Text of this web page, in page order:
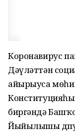
Коронавирус
Дәүләттән
айырыуса
биргәндә
Йыйылышы